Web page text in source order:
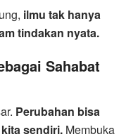
ilmu tak hanya
tindakan nyata.
Sahabat
Perubahan bisa
sendiri. Membuka